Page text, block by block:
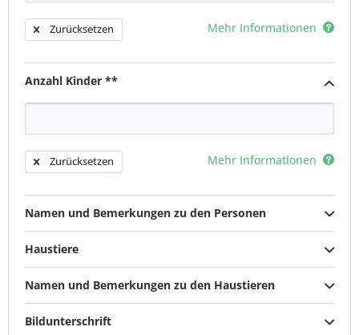
Zurücksetzen Mehr Informationen
Anzahl Kinder **
Zurücksetzen Mehr Informationen
Namen und Bemerkungen zu den Personen
Haustiere
Namen und Bemerkungen zu den Haustieren
Bildunterschrift